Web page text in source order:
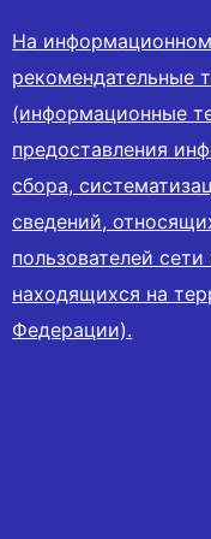
На
рекомендательные
(информационные
предоставления
сбора,
сведений,
пользователей
находящихся на
Федерации).